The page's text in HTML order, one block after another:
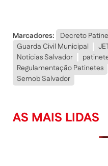
Marcadores: Decreto
Guarda Civil Municipal
Notícias Salvador
Regulamentação Patinetes
Semob Salvador
AS MAIS LIDAS